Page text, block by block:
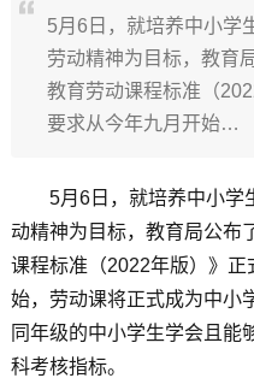
5月6日，就培养中小学
劳动精神为目标，教育
教育劳动课程标准（
要求从今年九月开始…
5月6日，就培养中小学
动精神为目标，教育局公布
课程标准（2022年版）》
始，劳动课将正式成为中小
同年级的中小学生学会且能
科考核指标。